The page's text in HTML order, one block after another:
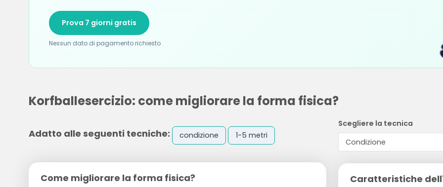
Prova 7 giorni gratis
Nessun dato di pagamento richiesto
Korfballesercizio: come migliorare la forma fisica?
Adatto alle seguenti tecniche: condizione 1-5 metri
Come migliorare la forma fisica?
Scegliere la tecnica
Caratteristiche